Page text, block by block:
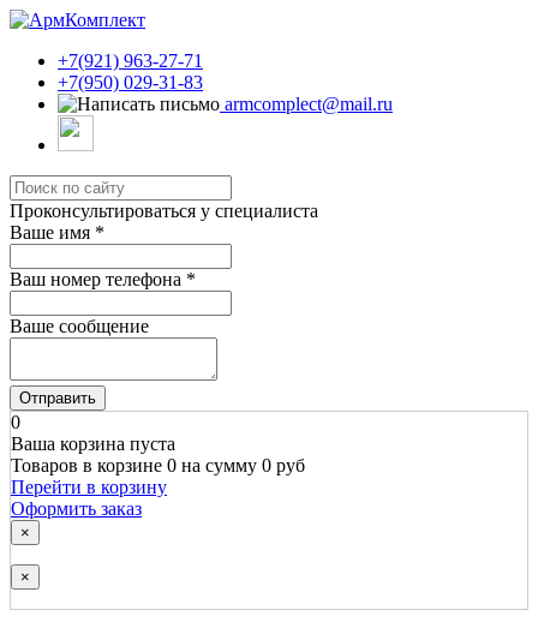
+7(921) 963-27-71
+7(950) 029-31-83
armcomplect@mail.ru
Проконсультироваться у специалиста
Ваше имя *
Ваш номер телефона *
Ваше сообщение
Отправить
0
Ваша корзина пуста
Товаров в корзине 0 на сумму 0 руб
Перейти в корзину
Оформить заказ
×
×